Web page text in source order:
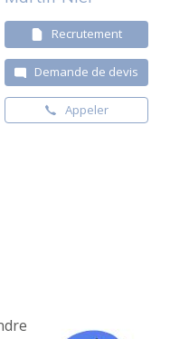
Recrutement
Demande de devis
Appeler